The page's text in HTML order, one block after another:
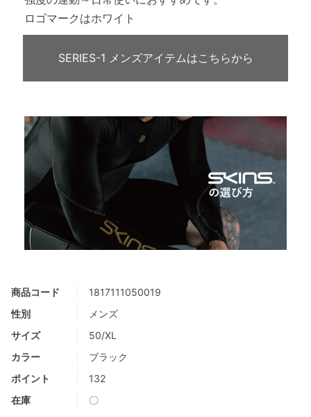
商品コード
1817111050019
性別
メンズ
サイズ
50/XL
カラー
ブラック
ポイント
132
在庫
〇
ロゴマークはホワイト
SERIES-1 メンズアイテムはこちらから